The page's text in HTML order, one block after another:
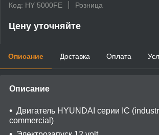
Код: HY 5000FE
Розница
Цену уточняйте
Описание Доставка Оплата
Описание
Двигатель HYUNDAI серии IC
commercial)